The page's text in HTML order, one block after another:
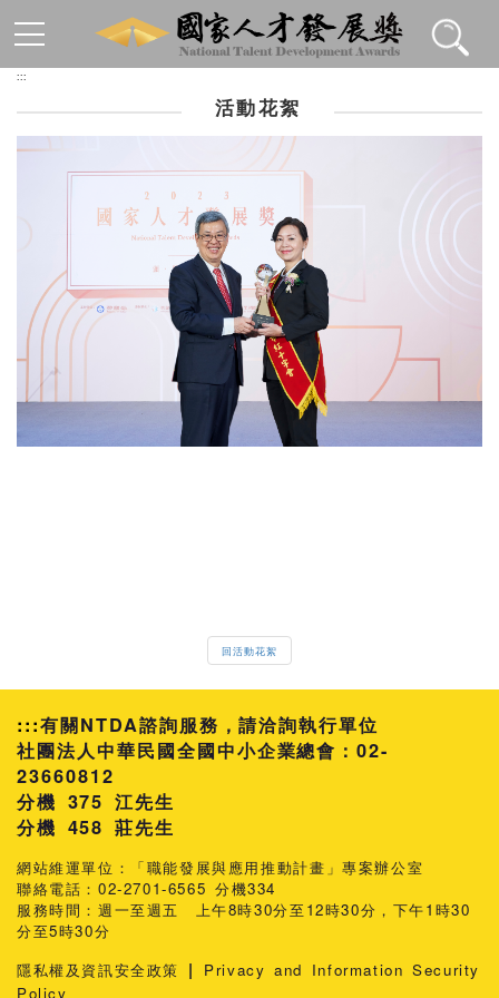
:::
活動花絮
回活動花絮
:::有關NTDA諮詢服務，請洽詢執行單位
社團法人中華民國全國中小企業總會：02-
23660812
分機 375 江先生
458 莊先生
網站維運單位：「職能發展與應用推動計畫」專案辦公室
聯絡電話：02-2701-6565 分機334
服務時間：週一至週五 上午8時30分至12時30分，下午1時30
分至5時30分
隱私權及資訊安全政策 |
Privacy and Information Security
Policy